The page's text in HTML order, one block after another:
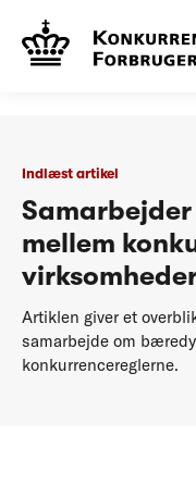
Podcasts
Indlæst artikel
mellem
Artiklen giver et
samarbejde om
konkurrencereglerne.